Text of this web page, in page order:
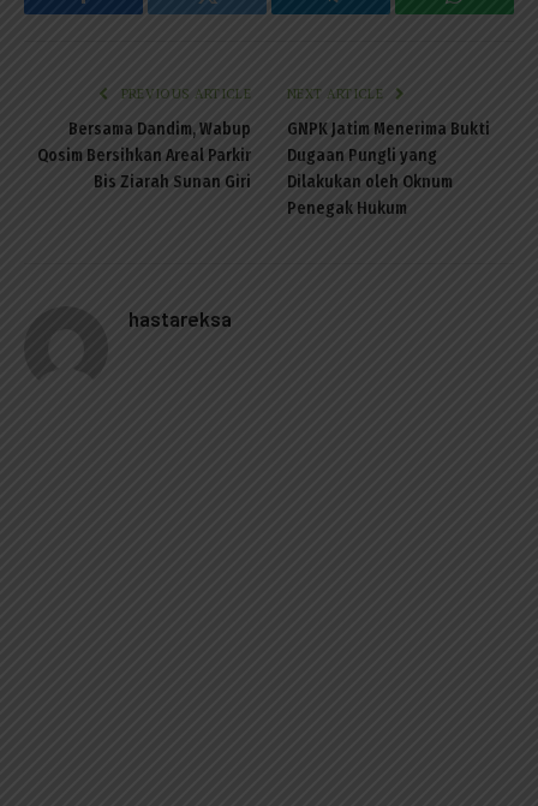
Facebook Twitter Telegram
PREVIOUS ARTICLE
Bersama Dandim, Wabup
Qosim Bersihkan Areal Parkir
Bis Ziarah Sunan Giri
NEXT ARTICLE
GNPK Jatim Menerima Bukti
Dugaan Pungli yang
Dilakukan oleh Oknum
Penegak Hukum
hastareksa